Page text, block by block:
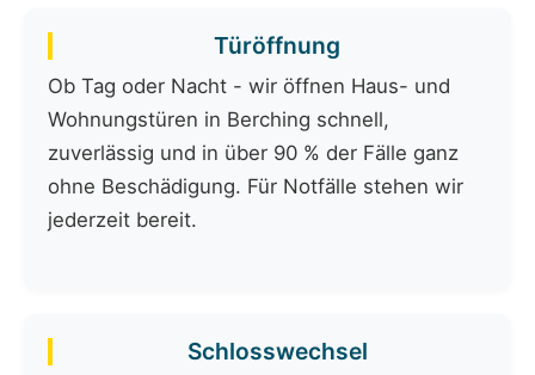
Türöffnung
Ob Tag oder Nacht - wir öffnen Haus- und
Wohnungstüren in Berching schnell,
zuverlässig und in über 90 % der Fälle ganz
ohne Beschädigung. Für Notfälle stehen wir
jederzeit bereit.
Schlosswechsel